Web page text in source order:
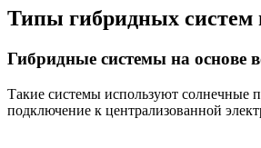
Типы гибридных систем
Гибридные системы на основе
Такие системы используют солнечные
подключение к централизованной